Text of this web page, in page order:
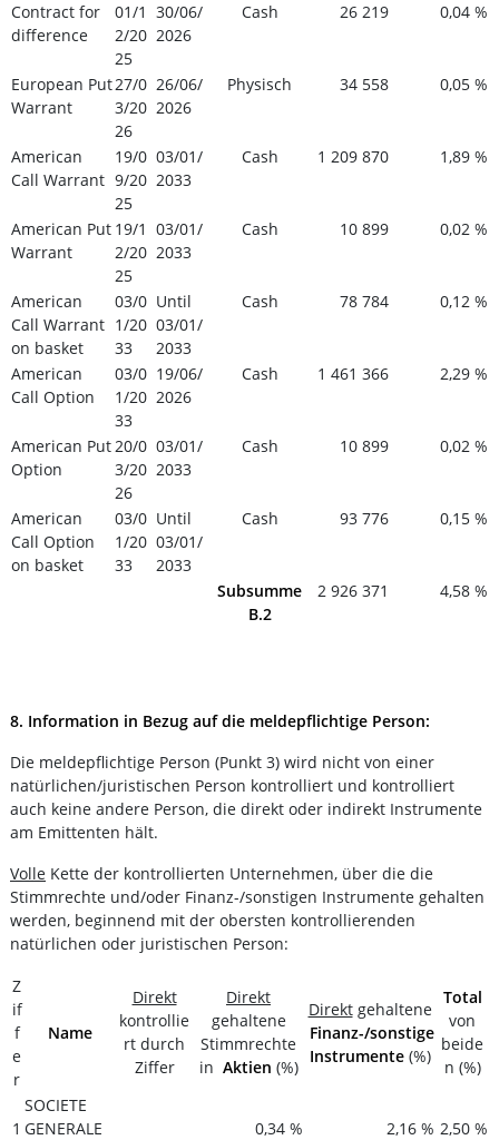
Contract for
difference
01/1
2/20
25
30/06/
2026
Cash 26 219 0,04 %
European Put
Warrant
27/0
3/20
26
26/06/
2026
Physisch 34 558 0,05 %
American
Call Warrant
19/0
9/20
25
03/01/
2033
Cash 1 209 870 1,89 %
American Put
Warrant
19/1
2/20
25
03/01/
2033
Cash 10 899 0,02 %
American
Call Warrant
on basket
03/0
1/20
33
Until
03/01/
2033
Cash 78 784 0,12 %
American
Call Option
03/0
1/20
33
19/06/
2026
Cash 1 461 366 2,29 %
American Put
Option
20/0
3/20
26
03/01/
2033
Cash 10 899 0,02 %
American
Call Option
on basket
03/0
1/20
33
Until
03/01/
2033
Cash 93 776 0,15 %
Subsumme
B.2
2 926 371 4,58 %
8. Information in Bezug auf die meldepflichtige Person:
Die meldepflichtige Person (Punkt 3) wird nicht von einer
natürlichen/juristischen Person kontrolliert und kontrolliert
auch keine andere Person, die direkt oder indirekt Instrumente
am Emittenten hält.
Volle Kette der kontrollierten Unternehmen, über die die
Stimmrechte und/oder Finanz-/sonstigen Instrumente gehalten
werden, beginnend mit der obersten kontrollierenden
natürlichen oder juristischen Person:
Z
if
f
e
r
Name
Direkt
kontrollie
rt durch
Ziffer
Direkt
gehaltene
Stimmrechte
in Aktien (%)
Direktgehaltene
Finanz-/sonstige
Instrumente(%)
Total
von
beide
n (%)
1
SOCIETE
GENERALE
0,34 % 2,16 % 2,50 %